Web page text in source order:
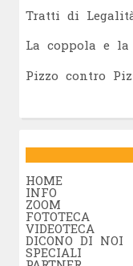
Tratti di
La coppola e
Pizzo contro
HOME
INFO
ZOOM
FOTOTECA
VIDEOTECA
DICONO DI NOI
SPECIALI